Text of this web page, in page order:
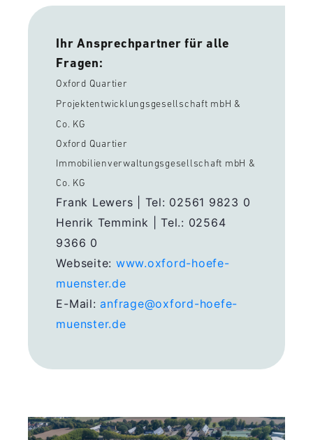
Ihr Ansprechpartner für alle
Fragen:
Oxford Quartier
Projektentwicklungsgesellschaft mbH &
Co. KG
Oxford Quartier
Immobilienverwaltungsgesellschaft mbH &
Co. KG
Frank Lewers | Tel: 02561 9823 0
Henrik Temmink | Tel.: 02564
9366 0
Webseite: www.oxford-hoefe-
muenster.de
E-Mail:anfrage@oxford-hoefe-
muenster.de